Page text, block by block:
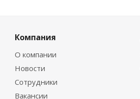
Компания
О компании
Новости
Сотрудники
Вакансии